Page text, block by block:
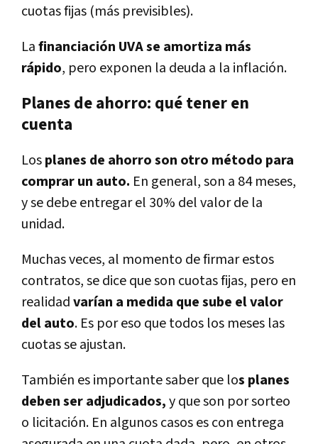
cuotas fijas (más previsibles).
Lafinanciación UVA se amortiza más
rápido, pero exponen la deuda a la inflación.
Planes de ahorro: qué tener en
cuenta
Losplanes de ahorro son otro método para
comprar un auto. En general, son a 84 meses,
y se debe entregar el 30% del valor de la
unidad.
Muchas veces, al momento de firmar estos
contratos, se dice que son cuotas fijas, pero en
realidadvarían a medida que sube el valor
del auto. Es por eso que todos los meses las
cuotas se ajustan.
También es importante saber que los planes
deben ser adjudicados,y que son por sorteo
o licitación. En algunos casos es con entrega